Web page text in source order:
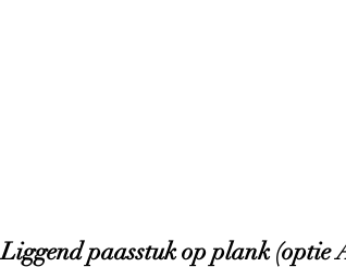
Liggend paasstuk op plank (optie